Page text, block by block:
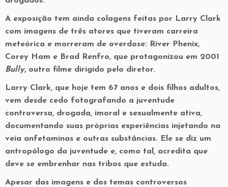
A exposição tem ainda colagens feitas por Larry Clark
com imagens de três atores que tiveram carreira
meteórica e morreram de overdose: River Phenix,
Corey Ham e Brad Renfro, que protagonizou em 2001
Bully, outro filme dirigido pelo diretor.
Larry Clark, que hoje tem 67 anos e dois filhos adultos,
vem desde cedo fotografando a juventude
controversa, drogada, imoral e sexualmente ativa,
documentando suas próprias experiências injetando na
veia anfetaminas e outras substâncias. Ele se diz um
antropólogo da juventude e, como tal, acredita que
deve se embrenhar nas tribos que estuda.
Apesar das imagens e dos temas controversos